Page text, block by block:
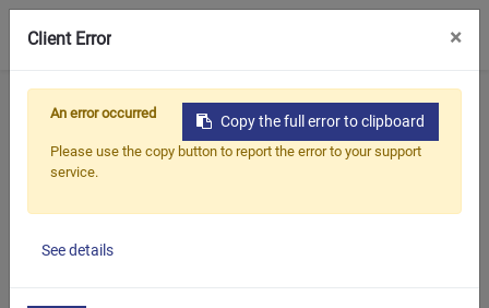
ホーム 製品 モバイルテレビカート
モバイルTVカートは、さまざまな環境でテレビやデ
Client Error ×
Copy the full error to clipboard
An error occurred
Please use the copy button to report the error to your support
service.
See details